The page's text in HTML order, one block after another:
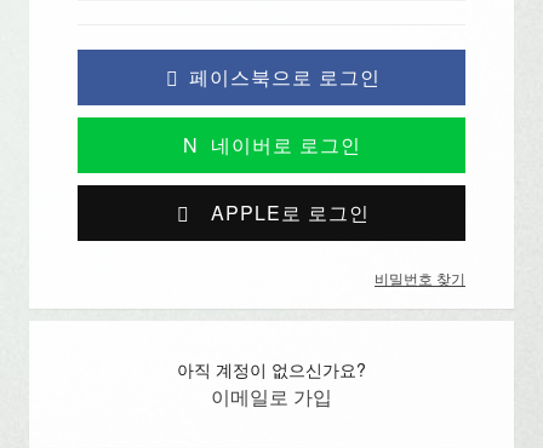
페이스북으로 로그인
N 네이버로 로그인
APPLE로 로그인
비밀번호 찾기
아직 계정이 없으신가요?
이메일로 가입